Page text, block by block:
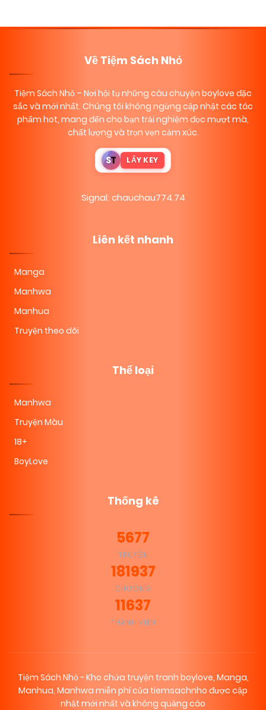
Về Tiệm Sách Nhỏ
Tiệm Sách Nhỏ – Nơi hội tụ những câu chuyện boylove đặc
sắc và mới nhất. Chúng tôi không ngừng cập nhật các tác
phẩm hot, mang đến cho bạn trải nghiệm đọc mượt mà,
chất lượng và trọn vẹn cảm xúc.
ST LẤY KEY
Signal: chauchau774.74
Liên kết nhanh
Manga
Manhwa
Manhua
Truyện theo dõi
Thể loại
Manhwa
Truyện Màu
18+
BoyLove
Thống kê
5677
TRUYỆN
181937
CHƯƠNG
11637
THÀNH VIÊN
Tiệm Sách Nhỏ - Kho chứa truyện tranh boylove, Manga,
Manhua, Manhwa miễn phí của tiemsachnho được cập
nhật mới nhất và không quảng cáo